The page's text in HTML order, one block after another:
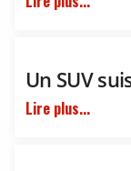
Un SUV
Lire plus...